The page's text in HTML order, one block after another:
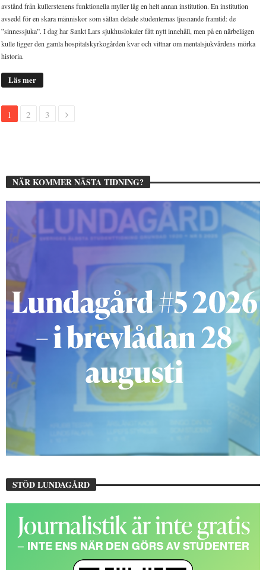
avstånd från kullerstenens funktionella myller låg en helt annan institution. En institution
avsedd för en skara människor som sällan delade studenternas ljusnande framtid: de
”sinnessjuka”. I dag har Sankt Lars sjukhuslokaler fått nytt innehåll, men på en närbelägen
kulle ligger den gamla hospitalskyrkogården kvar och vittnar om mentalsjukvårdens mörka
historia.
Läs mer
1 2 3
NÄR KOMMER NÄSTA TIDNING?
STÖD LUNDAGÅRD